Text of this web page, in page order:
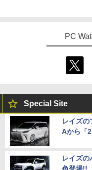
PC
Special Site
レイズ
Aから「
レイズ